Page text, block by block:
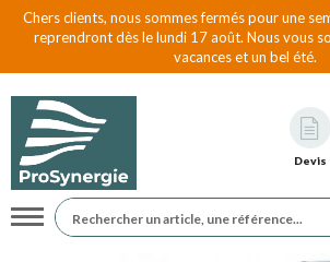
Chers clients, nous sommes fermés pour une
reprendront dès le lundi 17 août. Nous vous
vacances et un bel été.
Devis
Navigation